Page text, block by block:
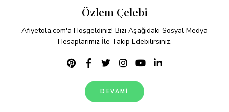
Özlem Çelebi
Afiyetola.com'a Hoşgeldiniz! Bizi Aşağıdaki Sosyal Medya
Hesaplarımız İle Takip Edebilirsiniz.
DEVAMI